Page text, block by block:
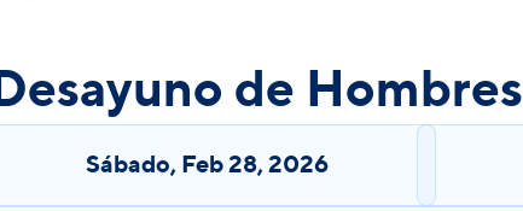
Desayuno de Hombres
Sábado, Feb 28, 2026